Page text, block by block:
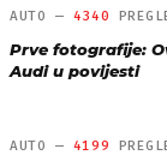
AUTO — 4340
Prve fotografije:
Audi u povijesti
AUTO — 4199